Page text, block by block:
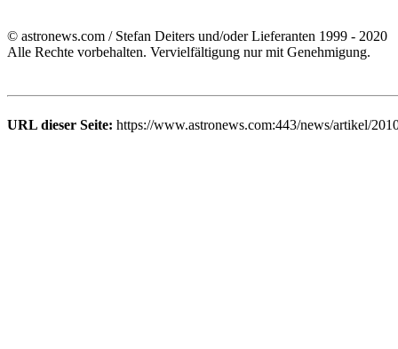
© astronews.com / Stefan Deiters und/oder Lieferanten 1999 - 2020
Alle Rechte vorbehalten. Vervielfältigung nur mit Genehmigung.
URL dieser Seite: https://www.astronews.com:443/news/artikel/